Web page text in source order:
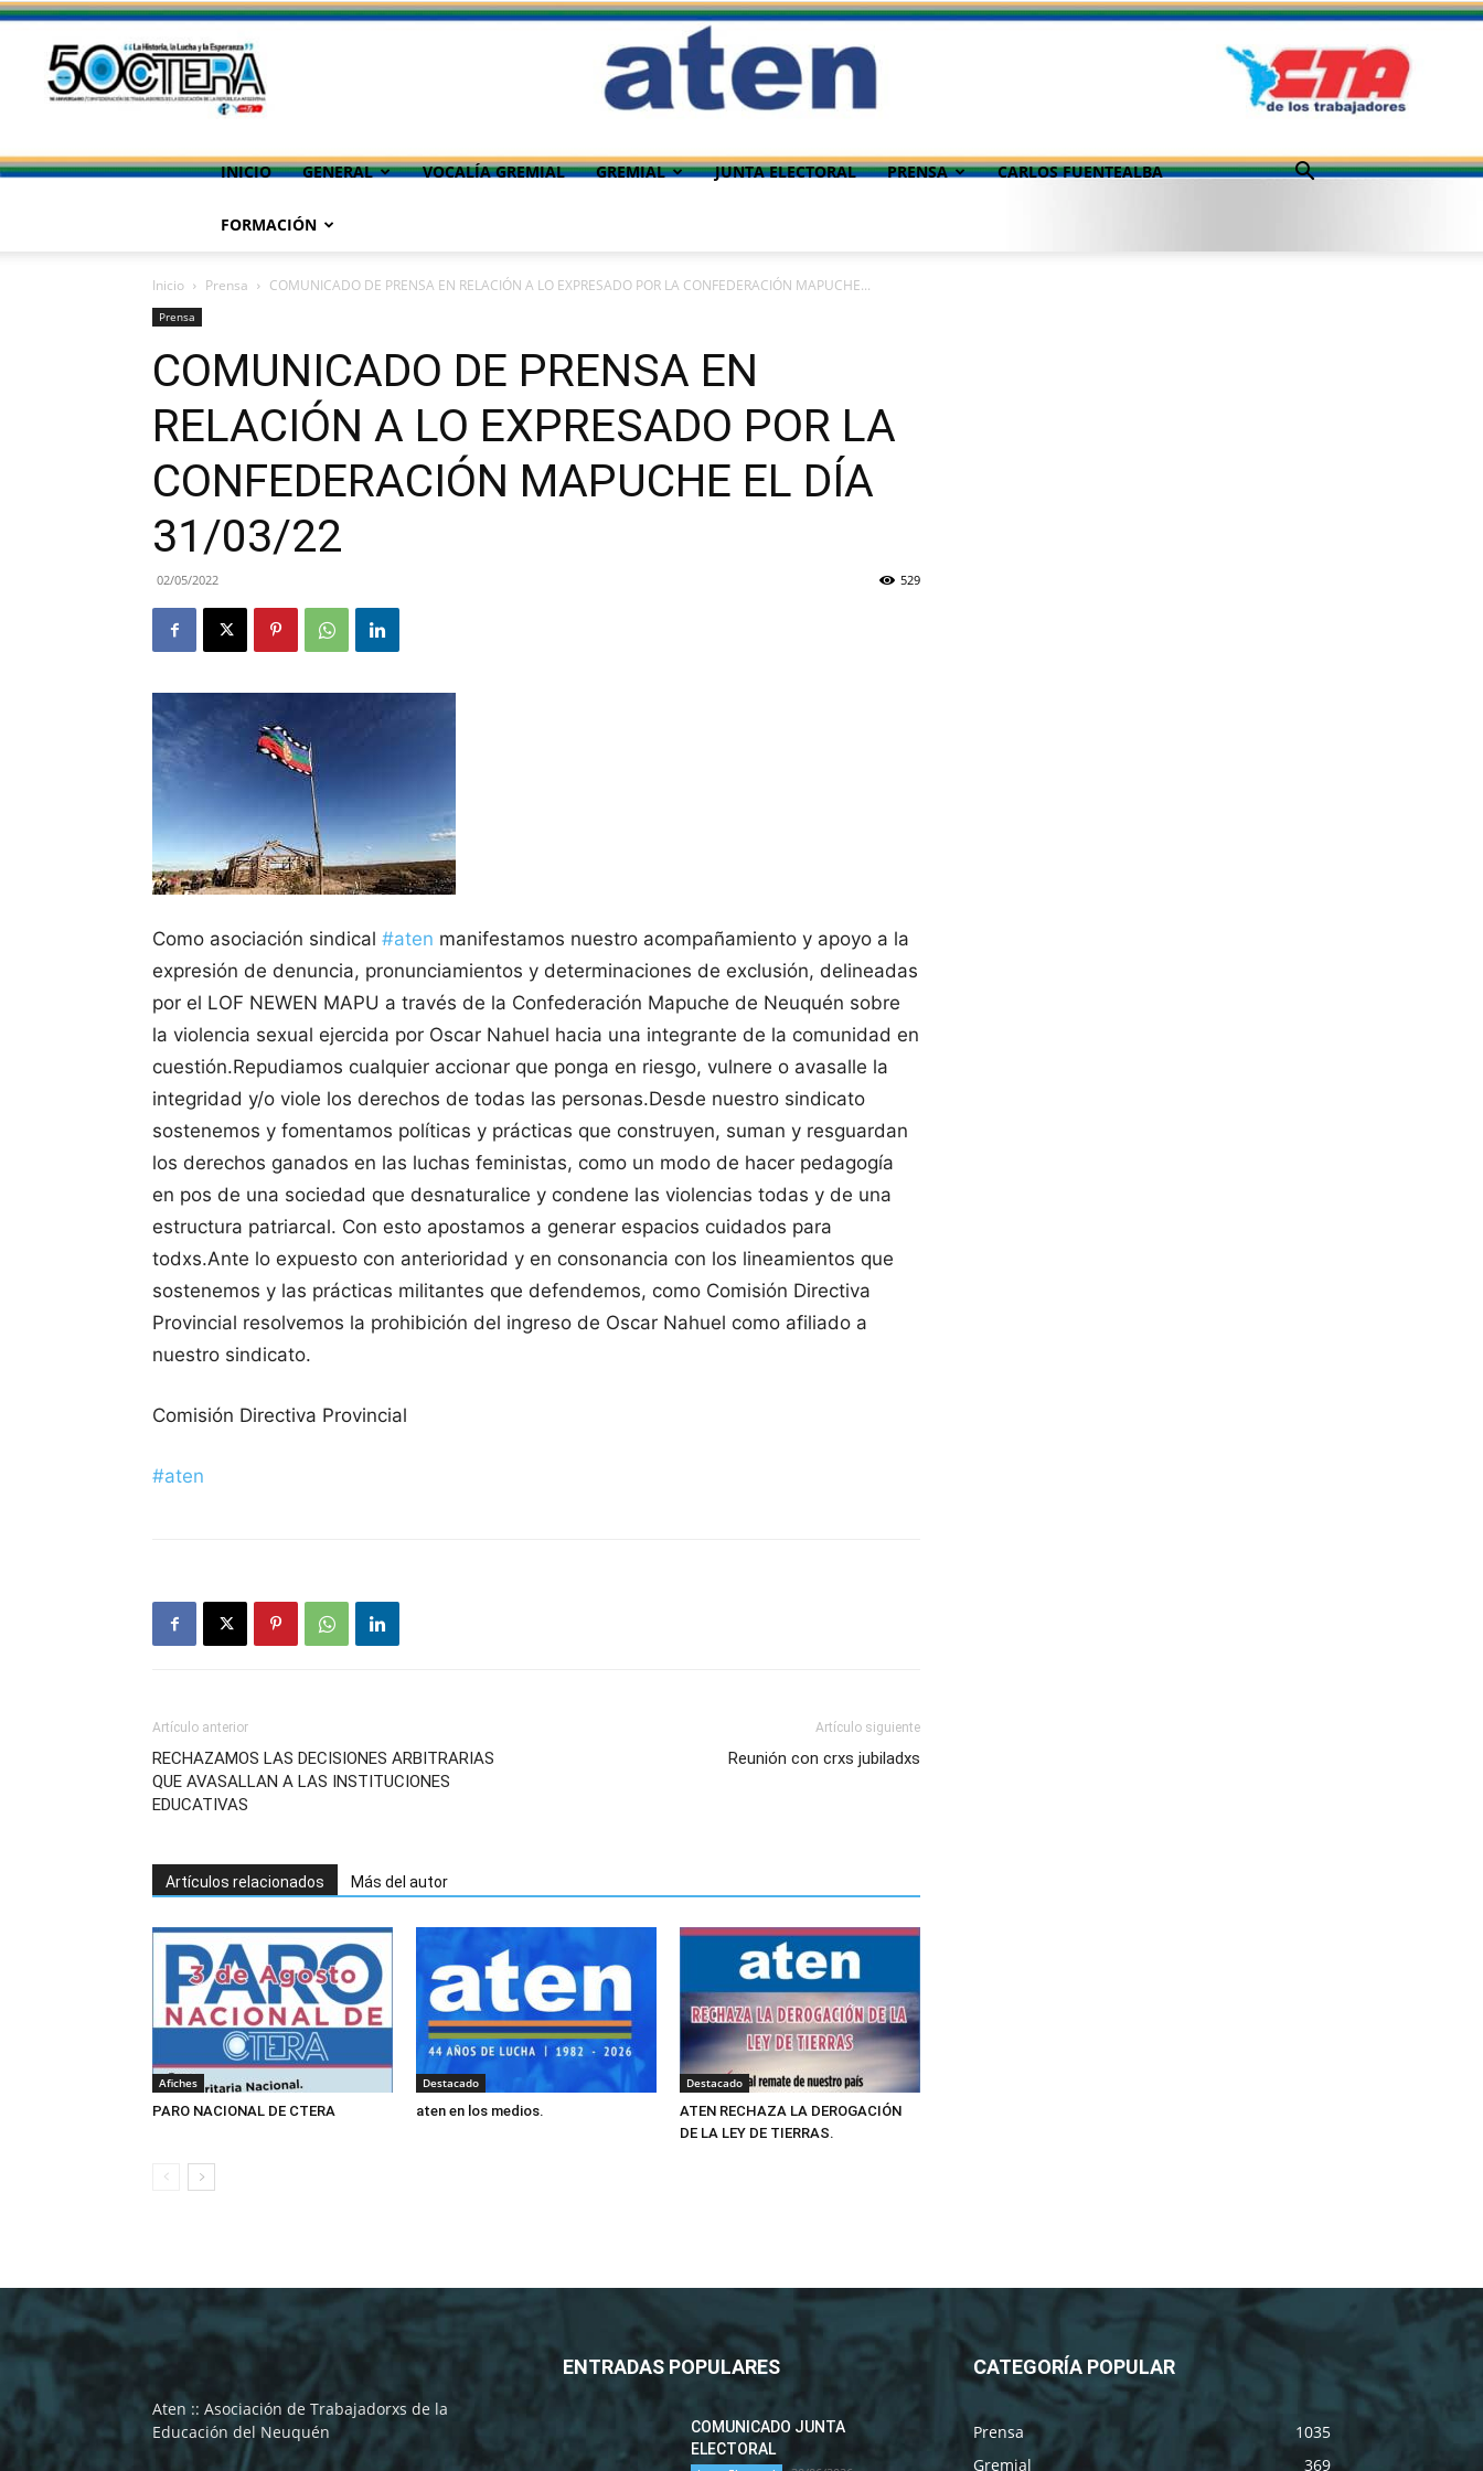
INICIO GENERAL VOCALÍA GREMIAL GREMIAL JUNTA ELECTORAL PRENSA CARLOS FUENTEALBA
FORMACIÓN
Inicio Prensa COMUNICADO DE PRENSA EN RELACIÓN A LO EXPRESADO POR LA CONFEDERACIÓN MAPUCHE...
Prensa
COMUNICADO DE PRENSA EN
RELACIÓN A LO EXPRESADO POR LA
CONFEDERACIÓN MAPUCHE EL DÍA
31/03/22
02/05/2022 529
Como asociación sindical #aten manifestamos nuestro acompañamiento y apoyo a la
expresión de denuncia, pronunciamientos y determinaciones de exclusión, delineadas
por el LOF NEWEN MAPU a través de la Confederación Mapuche de Neuquén sobre
la violencia sexual ejercida por Oscar Nahuel hacia una integrante de la comunidad en
cuestión.Repudiamos cualquier accionar que ponga en riesgo, vulnere o avasalle la
integridad y/o viole los derechos de todas las personas.Desde nuestro sindicato
sostenemos y fomentamos políticas y prácticas que construyen, suman y resguardan
los derechos ganados en las luchas feministas, como un modo de hacer pedagogía
en pos de una sociedad que desnaturalice y condene las violencias todas y de una
estructura patriarcal. Con esto apostamos a generar espacios cuidados para
todxs.Ante lo expuesto con anterioridad y en consonancia con los lineamientos que
sostenemos y las prácticas militantes que defendemos, como Comisión Directiva
Provincial resolvemos la prohibición del ingreso de Oscar Nahuel como afiliado a
nuestro sindicato.
Comisión Directiva Provincial
#aten
Artículo anterior
RECHAZAMOS LAS DECISIONES ARBITRARIAS
QUE AVASALLAN A LAS INSTITUCIONES
EDUCATIVAS
Artículo siguiente
Reunión con crxs jubiladxs
Artículos relacionados Más del autor
Afiches
PARO NACIONAL DE CTERA
Destacado
aten en los medios.
Destacado
ATEN RECHAZA LA DEROGACIÓN
DE LA LEY DE TIERRAS.
Aten :: Asociación de Trabajadorxs de la
Educación del Neuquén
ENTRADAS POPULARES
COMUNICADO JUNTA
ELECTORAL
CATEGORÍA POPULAR
Prensa
1035
Gremial
369